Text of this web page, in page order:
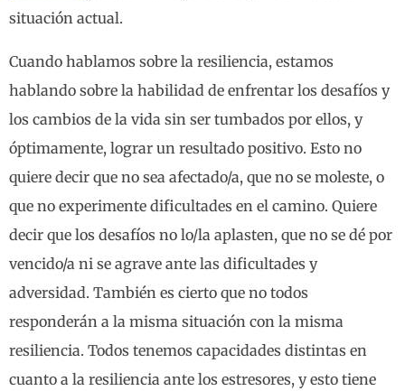
situación actual.
Cuando hablamos sobre la resiliencia, estamos
hablando sobre la habilidad de enfrentar los desafíos y
los cambios de la vida sin ser tumbados por ellos, y
óptimamente, lograr un resultado positivo. Esto no
quiere decir que no sea afectado/a, que no se moleste, o
que no experimente dificultades en el camino. Quiere
decir que los desafíos no lo/la aplasten, que no se dé por
vencido/a ni se agrave ante las dificultades y
adversidad. También es cierto que no todos
responderán a la misma situación con la misma
resiliencia. Todos tenemos capacidades distintas en
cuanto a la resiliencia ante los estresores, y esto tiene